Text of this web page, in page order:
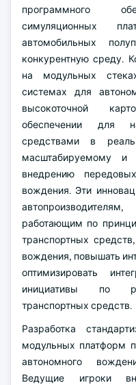
программного
симуляционных
автомобильных
конкурентную среду.
на модульных
системах для
высокоточной
обеспечении для
средствами в
масштабируемому и
внедрению
вождения. Эти
работающим по
транспортных
вождения, повышать
оптимизировать
инициативы по
транспортных средств.
Разработка
модульных платформ
автономного
Ведущие игроки